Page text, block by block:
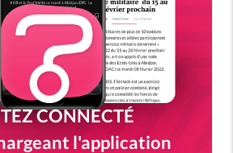
CONNECTÉ
l'application